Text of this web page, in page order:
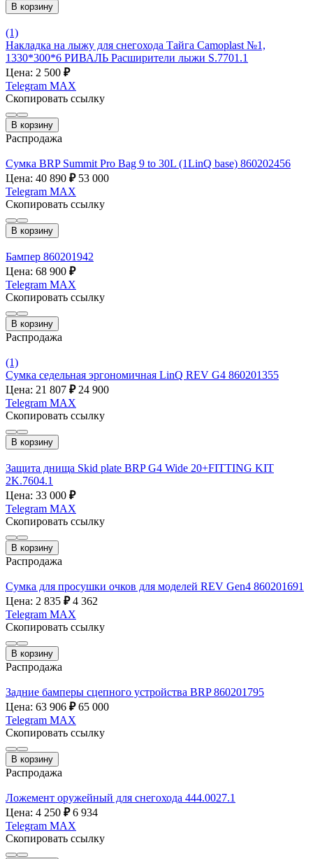
В корзину
(1)
Накладка на лыжу для снегохода Тайга Camoplast №1,
1330*300*6 РИВАЛЬ Расширители лыжи S.7701.1
Цена: 2 500 ₽
Telegram MAX
Скопировать ссылку
В корзину
Распродажа
Сумка BRP Summit Pro Bag 9 to 30L (1LinQ base) 860202456
Цена: 40 890 ₽ 53 000
Telegram MAX
Скопировать ссылку
В корзину
Бампер 860201942
Цена: 68 900 ₽
Telegram MAX
Скопировать ссылку
В корзину
Распродажа
(1)
Сумка седельная эргономичная LinQ REV G4 860201355
Цена: 21 807 ₽ 24 900
Telegram MAX
Скопировать ссылку
В корзину
Защита днища Skid plate BRP G4 Wide 20+FITTING KIT
2K.7604.1
Цена: 33 000 ₽
Telegram MAX
Скопировать ссылку
В корзину
Распродажа
Сумка для просушки очков для моделей REV Gen4 860201691
Цена: 2 835 ₽ 4 362
Telegram MAX
Скопировать ссылку
В корзину
Распродажа
Задние бамперы сцепного устройства BRP 860201795
Цена: 63 906 ₽ 65 000
Telegram MAX
Скопировать ссылку
В корзину
Распродажа
Ложемент оружейный для снегохода 444.0027.1
Цена: 4 250 ₽ 6 934
Telegram MAX
Скопировать ссылку